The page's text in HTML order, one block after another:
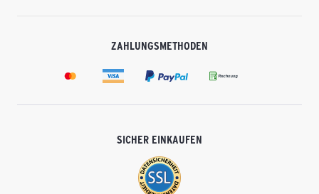
ZAHLUNGSMETHODEN
SICHER EINKAUFEN